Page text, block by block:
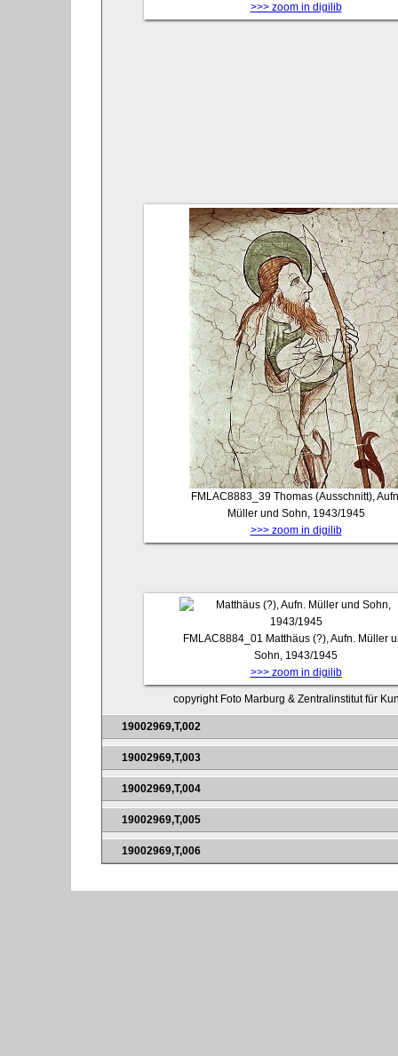
>>> zoom in digilib
FMLAC8883_39 Thomas (Ausschnitt),
Müller und Sohn, 1943/1945
>>> zoom in digilib
FMLAC8884_01 Matthäus (?), Aufn. Müller
Sohn, 1943/1945
>>> zoom in digilib
copyright Foto Marburg & Zentralinstitut für
19002969,T,002
19002969,T,003
19002969,T,004
19002969,T,005
19002969,T,006